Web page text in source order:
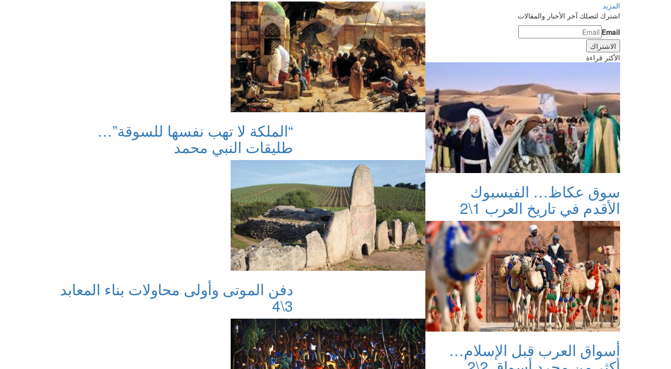
“الملكة لا تهب نفسها للسوقة”…
طليقات النبي محمد
دفن الموتى وأولى محاولات بناء المعابد
3\4
المزيد
اشترك لتصلك آخر الأخبار والمقالات
Email
الأكثر قراءة
سوق عكاظ… الفيسبوك
الأقدم في تاريخ العرب 1\2
أسواق العرب قبل الإسلام…